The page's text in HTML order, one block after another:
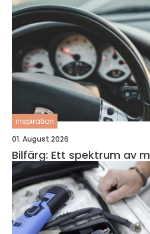
inspiration
01. August 2026
Bilfärg: Ett spektrum av